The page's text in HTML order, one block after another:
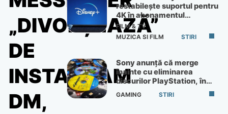
„DIVORȚEAZĂ”
DE
INSTAGRAM
DM,
restabilește suportul pentru
4K în abonamentul
Premium
FILM & TV
MUZICA SI FILM
STIRI
Sony anunță că merge
înainte cu eliminarea
discurilor PlayStation, în
ciuda protestelor
GAMING STIRI